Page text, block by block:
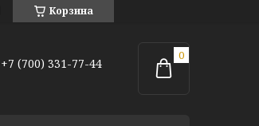
Корзина
+7 (700) 331-77-44